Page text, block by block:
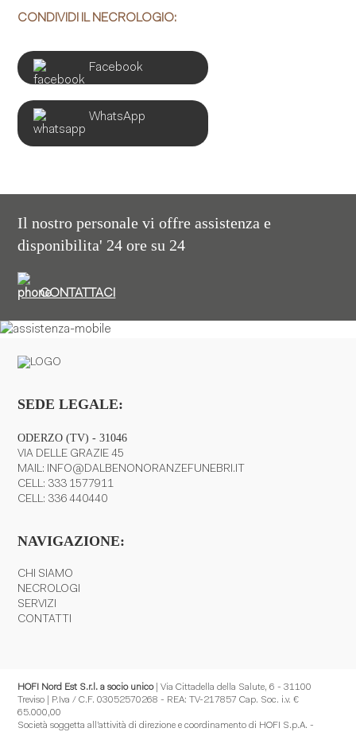
CONDIVIDI IL NECROLOGIO:
Facebook
WhatsApp
Il nostro personale vi offre assistenza e
disponibilita' 24 ore su 24
CONTATTACI
SEDE LEGALE:
ODERZO (TV) - 31046
VIA DELLE GRAZIE 45
MAIL: INFO@DALBENONORANZEFUNEBRI.IT
CELL: 333 1577911
CELL: 336 440440
NAVIGAZIONE:
CHI SIAMO
NECROLOGI
SERVIZI
CONTATTI
HOFI Nord Est S.r.l. a socio unico| Via Cittadella della Salute, 6 - 31100
Treviso | P.Iva / C.F. 03052570268 - REA: TV-217857 Cap. Soc. i.v. €
65.000,00
Società soggetta all’attività di direzione e coordinamento di HOFI S.p.A. -